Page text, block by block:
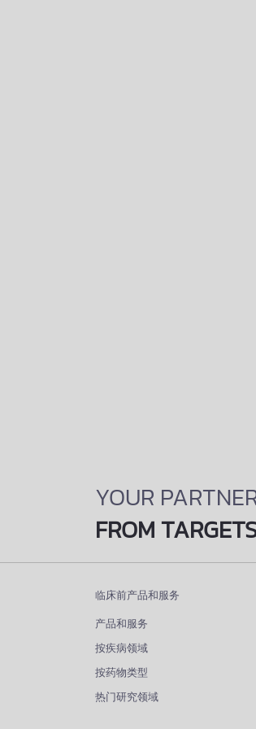
YOUR
FROM
临床前产品和服务
产品和服务
按疾病领域
按药物类型
热门研究领域